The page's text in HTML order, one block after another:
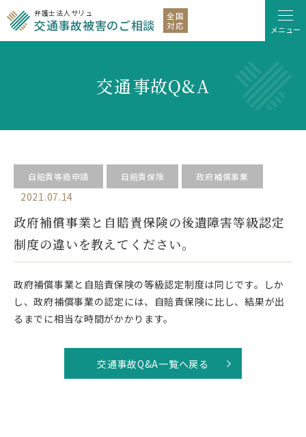
弁護士法人サリュ
交通事故被害のご相談
全国
対応
メニュー
交通事故Q&A
自賠責等級申請 自賠責保険 政府補償事業
2021.07.14
政府補償事業と自賠責保険の後遺障害等級認定
制度の違いを教えてください。
政府補償事業と自賠責保険の等級認定制度は同じです。しか
し、政府補償事業の認定には、自賠責保険に比し、結果が出
るまでに相当な時間がかかります。
交通事故Q&A一覧へ戻る